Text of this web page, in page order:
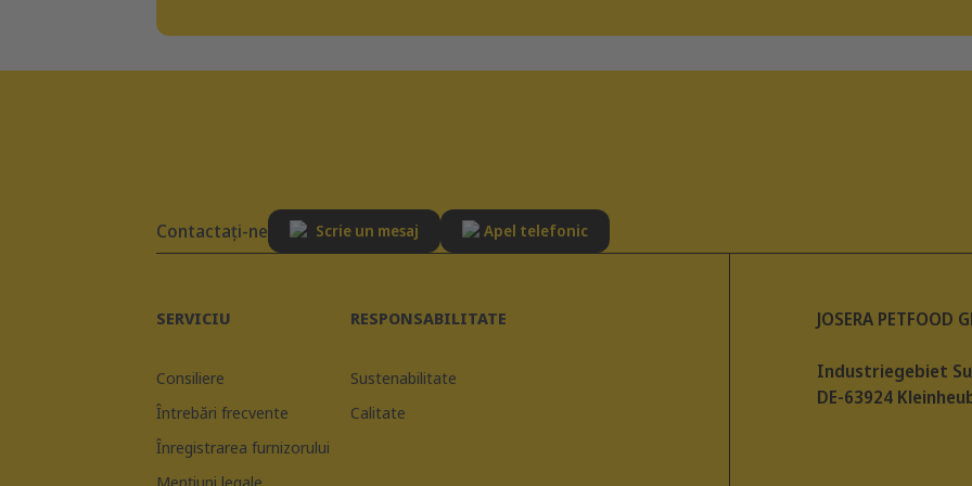
Contactaţi-ne Scrie un mesaj Apel telefonic
SERVICIU
Consiliere
Întrebări frecvente
Înregistrarea furnizorului
Mențiuni legale
RESPONSABILITATE
Sustenabilitate
Calitate
JOSERA PETFOOD
Industriegebiet
DE-63924